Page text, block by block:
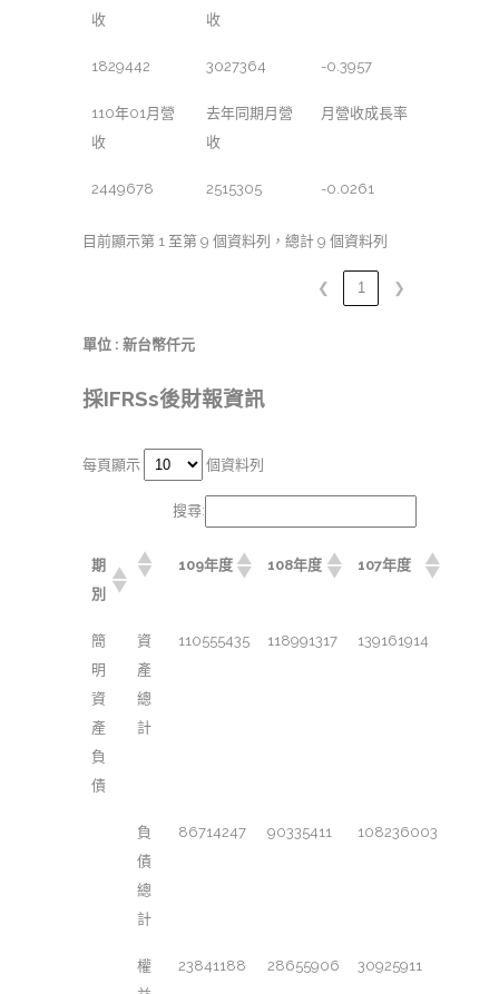
收
收
1829442 3027364 -0.3957
110年01月營
收
去年同期月營
收
月營收成長率
2449678 2515305 -0.0261
目前顯示第 1 至第 9 個資料列，總計 9 個資料列
❮ 1 ❯
單位 : 新台幣仟元
採IFRSs後財報資訊
每頁顯示 個資料列
搜尋:
期
別
109年度 108年度 107年度
簡
明
資
產
負
債
資
產
總
計
110555435 118991317 139161914
負
債
總
計
86714247 90335411 108236003
權
23841188 28655906 30925911